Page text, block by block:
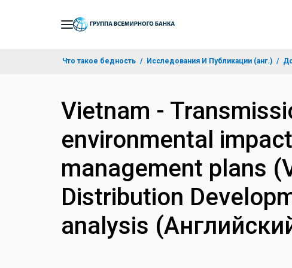
Что такое бедность Исследования И Публикации (анг.)
Vietnam -
environmental
management plans
Distribution
analysis